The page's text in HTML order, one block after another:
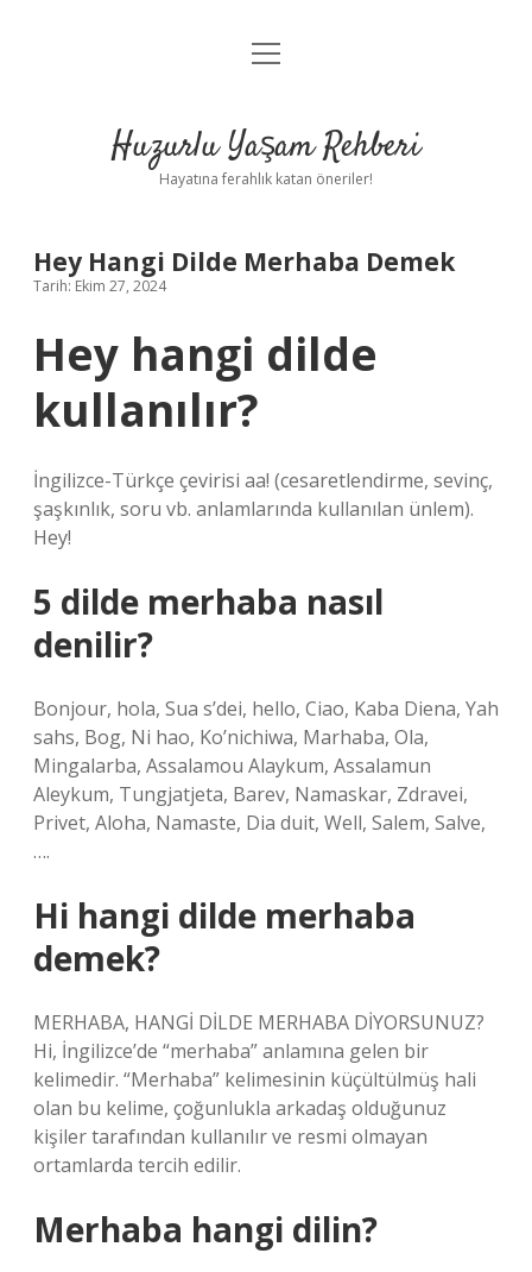
Anasayfa
Yasal Uyarı
menüyü
Huzurlu Yaşam Rehberi
Hayatına ferahlık katan öneriler!
Hey Hangi Dilde Merhaba Demek
Tarih: Ekim 27, 2024
Hey hangi dilde
kullanılır?
İngilizce-Türkçe çevirisi aa! (cesaretlendirme, sevinç,
şaşkınlık, soru vb. anlamlarında kullanılan ünlem).
Hey!
5 dilde merhaba nasıl
denilir?
Bonjour, hola, Sua s’dei, hello, Ciao, Kaba Diena, Yah
sahs, Bog, Ni hao, Ko’nichiwa, Marhaba, Ola,
Mingalarba, Assalamou Alaykum, Assalamun
Aleykum, Tungjatjeta, Barev, Namaskar, Zdravei,
Privet, Aloha, Namaste, Dia duit, Well, Salem, Salve,
….
Hi hangi dilde merhaba
demek?
MERHABA, HANGİ DİLDE MERHABA DİYORSUNUZ?
Hi, İngilizce’de “merhaba” anlamına gelen bir
kelimedir. “Merhaba” kelimesinin küçültülmüş hali
olan bu kelime, çoğunlukla arkadaş olduğunuz
kişiler tarafından kullanılır ve resmi olmayan
ortamlarda tercih edilir.
Merhaba hangi dilin?